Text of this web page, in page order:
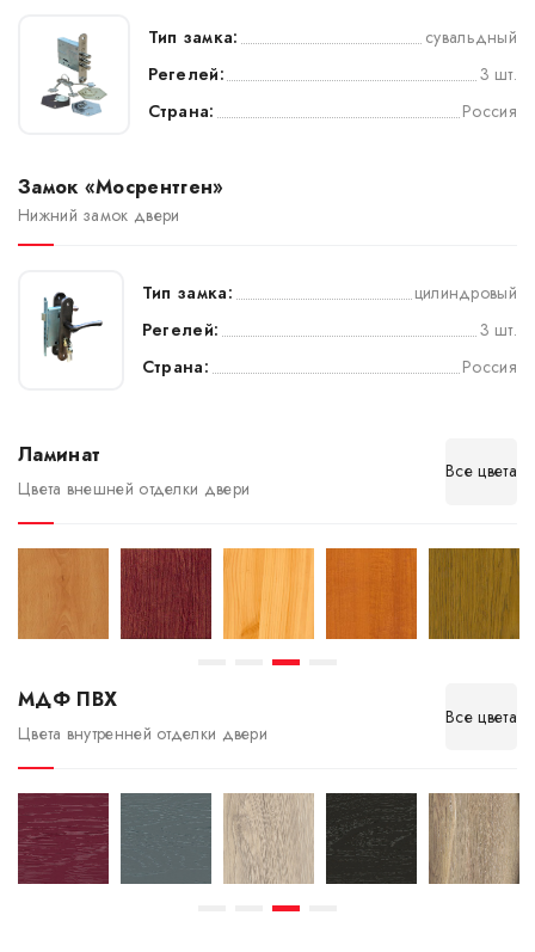
Тип замка:
сувальдный
Регелей:
3 шт.
Страна:
Россия
Замок «Мосрентген»
Нижний замок двери
Тип замка:
цилиндровый
Регелей:
3 шт.
Страна:
Россия
Ламинат
Цвета внешней отделки двери
Все цвета
МДФ ПВХ
Цвета внутренней отделки двери
Все цвета